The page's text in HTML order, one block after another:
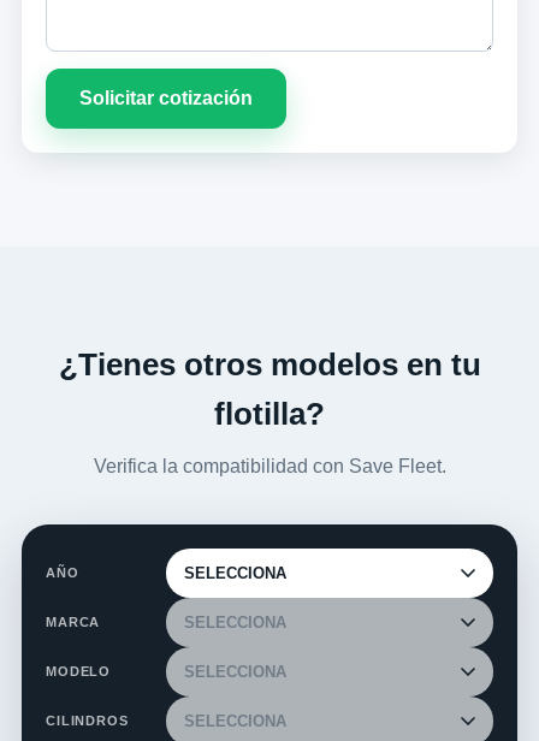
Solicitar cotización
¿Tienes otros modelos en tu
flotilla?
Verifica la compatibilidad con Save Fleet.
AÑO
MARCA
MODELO
CILINDROS